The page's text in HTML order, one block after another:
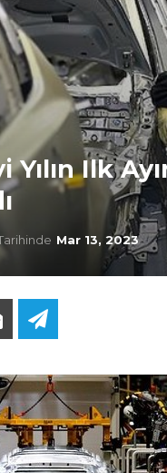
Ilk
Mar 13, 2023